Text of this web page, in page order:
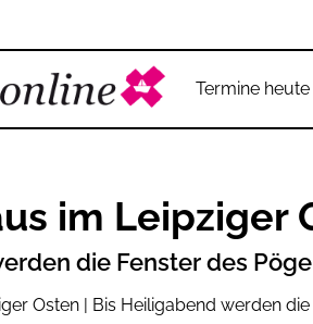
Termine heute
im Leipziger
die Fenster des